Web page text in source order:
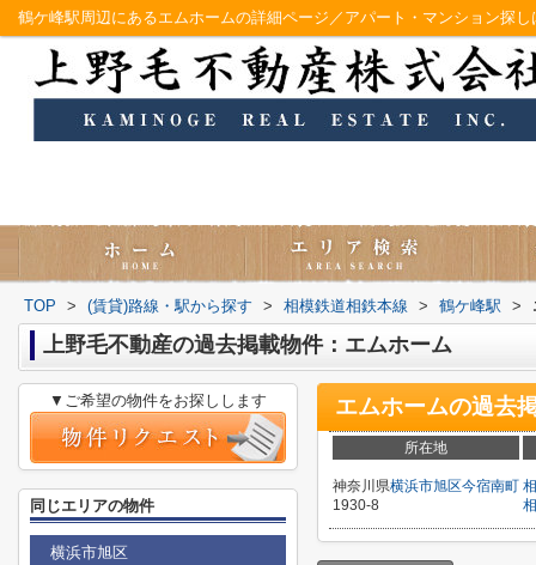
鶴ケ峰駅周辺にあるエムホームの詳細ページ／アパート・マンション探
TOP > (賃貸)路線・駅から探す > 相模鉄道相鉄本線 > 鶴ケ峰駅 >
上野毛不動産の過去掲載物件：エムホーム
エムホームの過去
所在地
神奈川県横浜市旭区今宿南町
1930-8
▼ご希望の物件をお探しします
同じエリアの物件
横浜市旭区